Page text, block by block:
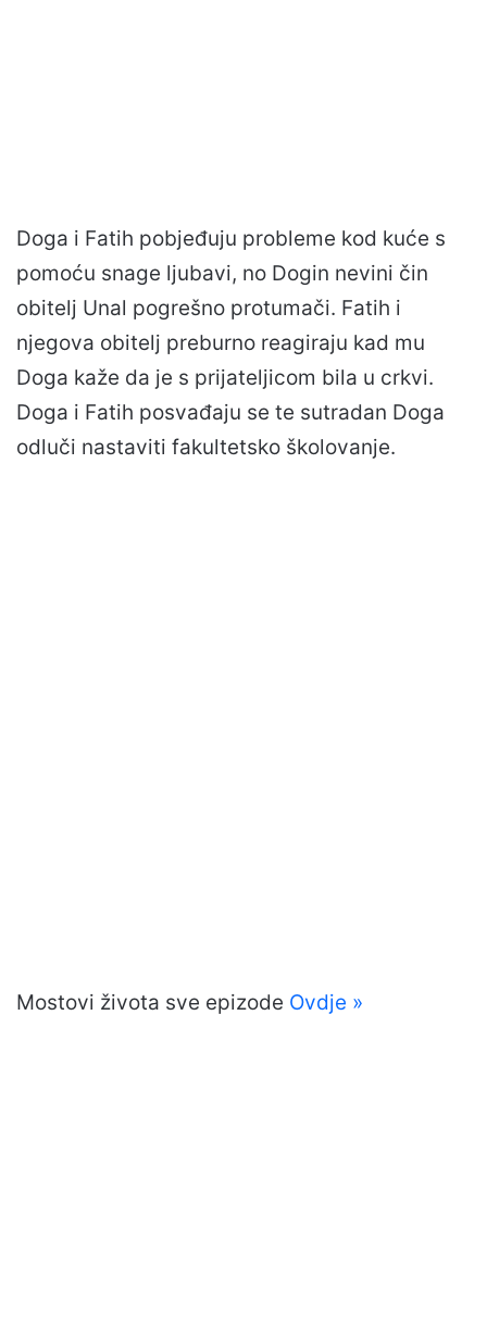
Doga i Fatih pobjeđuju probleme kod kuće s
pomoću snage ljubavi, no Dogin nevini čin
obitelj Unal pogrešno protumači. Fatih i
njegova obitelj preburno reagiraju kad mu
Doga kaže da je s prijateljicom bila u crkvi.
Doga i Fatih posvađaju se te sutradan Doga
odluči nastaviti fakultetsko školovanje.
Mostovi života sve epizode Ovdje »